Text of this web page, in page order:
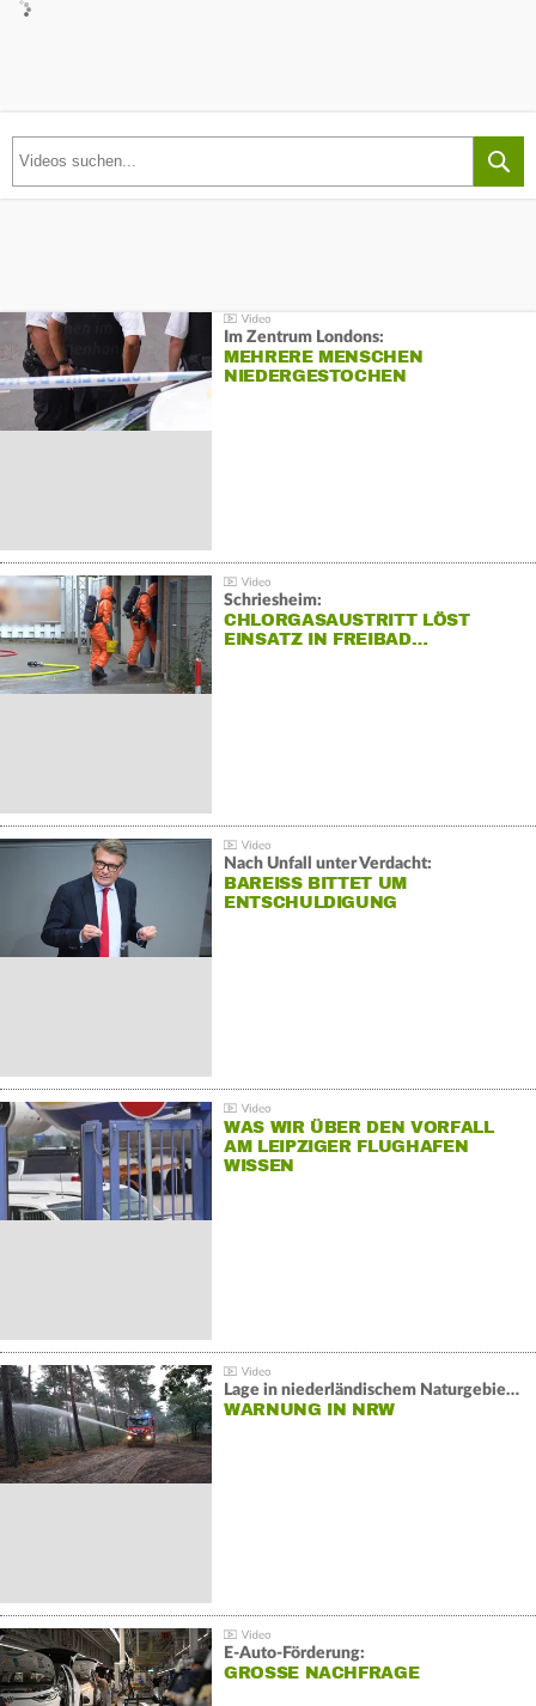
Im Zentrum Londons:
MEHRERE MENSCHEN
NIEDERGESTOCHEN
Schriesheim:
CHLORGASAUSTRITT LÖST
EINSATZ IN FREIBAD…
Nach Unfall unter Verdacht:
BAREISS BITTET UM E
NTSCHULDIGUNG
WAS WIR ÜBER DEN VORFALL
AM LEIPZIGER FLUGHAFEN
WISSEN
Lage in niederländischem Naturgebiet stabil
WARNUNG IN NRW
E-Auto-Förderung:
GROSSE NACHFRAGE